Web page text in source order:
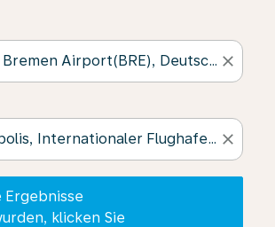
close
close
Ergebnisse
klicken Sie